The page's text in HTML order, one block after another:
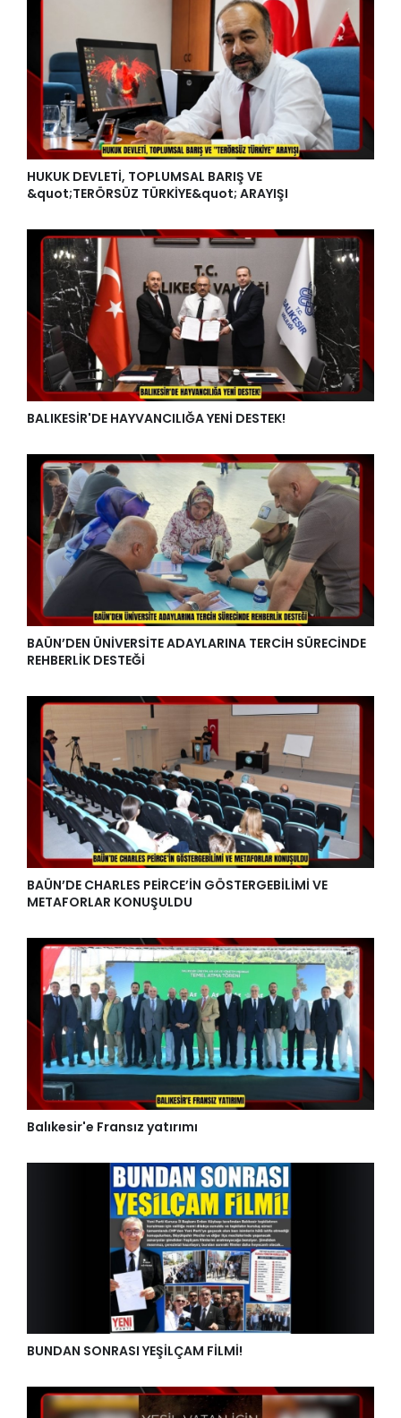
HUKUK DEVLETİ, TOPLUMSAL BARIŞ VE
&quot;TERÖRSÜZ TÜRKİYE&quot; ARAYIŞI
BALIKESİR'DE HAYVANCILIĞA YENİ DESTEK!
BAÜN’DEN ÜNİVERSİTE ADAYLARINA TERCİH SÜRECİNDE
REHBERLİK DESTEĞİ
BAÜN’DE CHARLES PEİRCE’İN GÖSTERGEBİLİMİ VE
METAFORLAR KONUŞULDU
Balıkesir'e Fransız yatırımı
BUNDAN SONRASI YEŞİLÇAM FİLMİ!